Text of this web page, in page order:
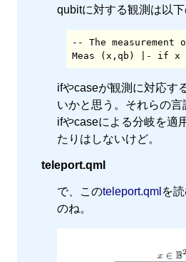
qubitに対する観測は以下
-- The
Meas (x,qb) |- if x
ifやcaseが観測に対応す
いかと思う。それらの
ifやcaseによる分岐を適
たりはしないけど。
teleport.qml
で、このteleport.qml を
のね。